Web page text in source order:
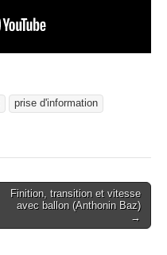
prise d'information
Finition, transition et vitesse
avec ballon (Anthonin Baz)
→